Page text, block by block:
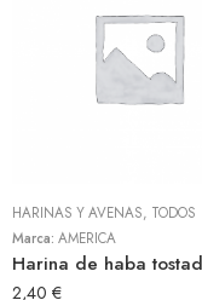
HARINAS Y AVENAS, TODOS
Marca: AMERICA
2,40 €